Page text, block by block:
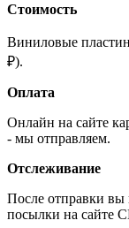
Стоимость
Виниловые
₽).
Оплата
Онлайн на сайте
- мы отправляем.
Отслеживание
После отправки вы
посылки на сайте